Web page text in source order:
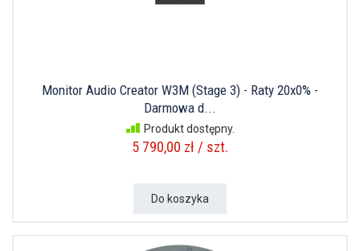
Monitor Audio Creator W3M (Stage 3) - Raty 20x0% -
Darmowa d...
Produkt dostępny.
5 790,00 zł / szt.
Do koszyka